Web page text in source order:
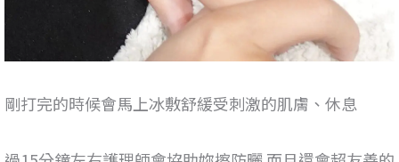
剛打完的時候會馬上冰敷舒緩受刺激的肌膚、休息